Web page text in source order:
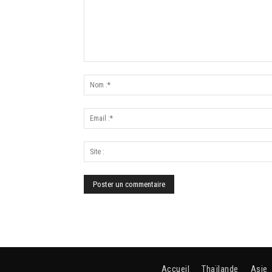
Accueil Thaïlande Asie